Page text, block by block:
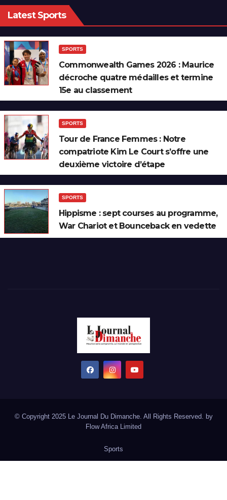
Latest Sports
SPORTS
Commonwealth Games 2026 : Maurice
décroche quatre médailles et termine
15e au classement
SPORTS
Tour de France Femmes : Notre
compatriote Kim Le Court s’offre une
deuxième victoire d’étape
SPORTS
Hippisme : sept courses au programme,
War Chariot et Bounceback en vedette
© Copyright 2025 Le Journal Du Dimanche. All Rights Reserved. by
Flow Africa Limited
Sports